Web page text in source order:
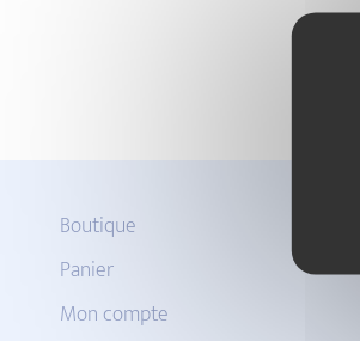
Boutique
Panier
Mon compte